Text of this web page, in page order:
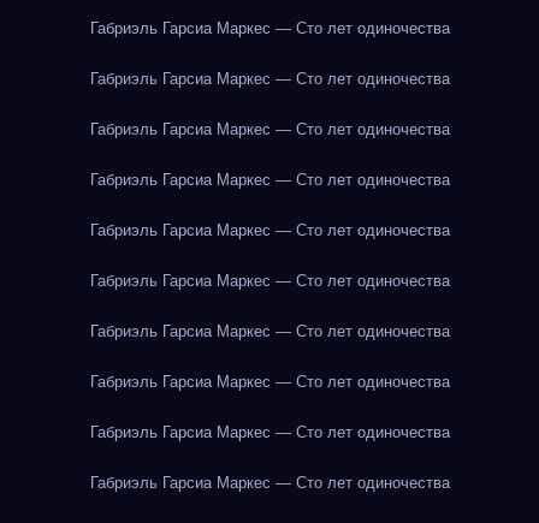
Габриэль Гарсиа Маркес — Сто лет одиночества
Габриэль Гарсиа Маркес — Сто лет одиночества
Габриэль Гарсиа Маркес — Сто лет одиночества
Габриэль Гарсиа Маркес — Сто лет одиночества
Габриэль Гарсиа Маркес — Сто лет одиночества
Габриэль Гарсиа Маркес — Сто лет одиночества
Габриэль Гарсиа Маркес — Сто лет одиночества
Габриэль Гарсиа Маркес — Сто лет одиночества
Габриэль Гарсиа Маркес — Сто лет одиночества
Габриэль Гарсиа Маркес — Сто лет одиночества